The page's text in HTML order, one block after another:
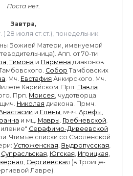
Поста нет.
Завтра,
( 28 июля ст.ст.), понедельник.
Божией Матери, именуемой
Апп. от 70-ти
, Тимона и Пармена диаконов.
Собор Тамбовских
. Мч. Евстафия Анкирского. Мч.
Карийском. Прп. Павла
Прп. Моисея, чудотворца
Николая диакона. Прмч.
и Елены, мчч. Арефы,
и мц. Мавры. Гребневской,
Серафимо-Дивеевской
Чтимые списки со Смоленской
Устюженская, Выдропусская,
Супрасльская, Югская, Игрицкая,
, Сергиевская (в Троице-
Лавре).